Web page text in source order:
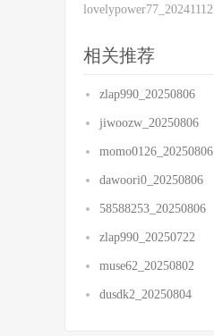
lovelypower77_20241112
相关推荐
zlap990_20250806
jiwoozw_20250806
momo0126_20250806
dawoori0_20250806
58588253_20250806
zlap990_20250722
muse62_20250802
dusdk2_20250804